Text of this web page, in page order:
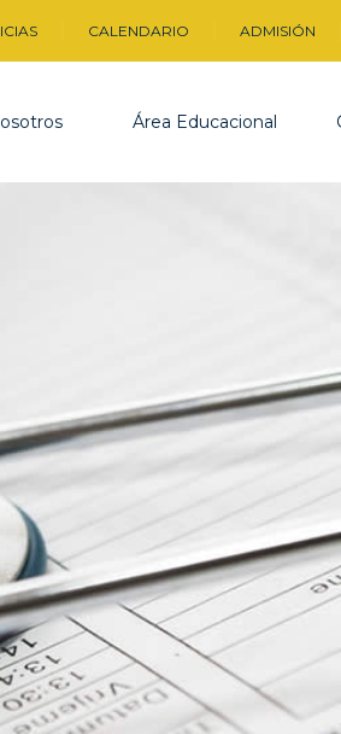
CALENDARIO ADMISIÓN
Área Educacional